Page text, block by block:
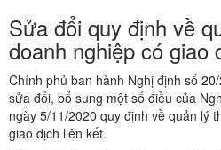
Sửa đổi quy định về
doanh nghiệp có giao
Chính phủ ban hành Nghị định số
sửa đổi, bổ sung một số điều của
ngày 5/11/2020 quy định về quản lý
giao dịch liên kết.